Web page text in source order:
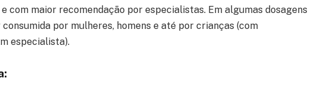
com maior recomendação por especialistas. Em algumas dosagens
por mulheres, homens e até por crianças (com
especialista).